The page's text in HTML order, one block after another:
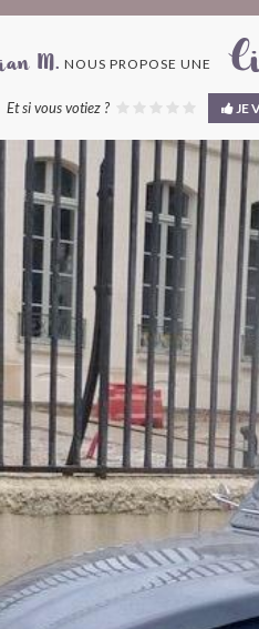
M. NOUS PROPOSE UNE
Et si vous votiez ? JE